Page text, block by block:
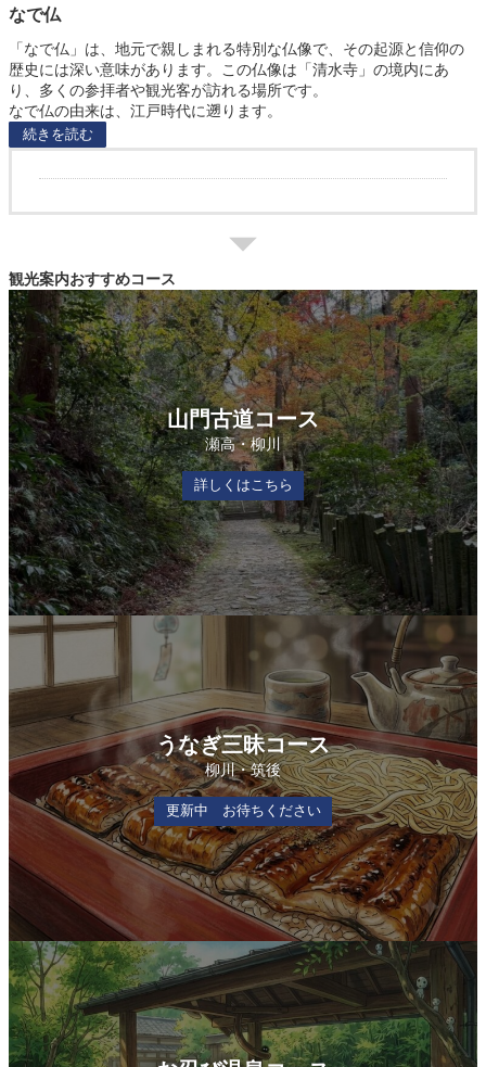
なで仏
「なで仏」は、地元で親しまれる特別な仏像で、その起源と信仰の
歴史には深い意味があります。この仏像は「清水寺」の境内にあ
り、多くの参拝者や観光客が訪れる場所です。
なで仏の由来は、江戸時代に遡ります。
続きを読む
観光案内おすすめコース
山門古道コース
瀬高・柳川
詳しくはこちら
うなぎ三昧コース
柳川・筑後
更新中 お待ちください